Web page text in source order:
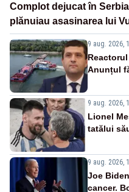
Complot dejucat în
plănuiau asasinarea lui
9 aug. 2026,
Anunțul
9 aug. 2026,
Lionel
tatălui
9 aug. 2026,
Joe
cancer.